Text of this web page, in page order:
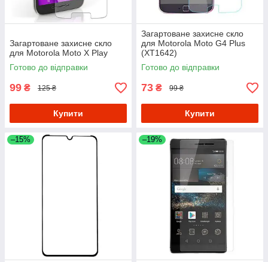
Загартоване захисне скло
для Motorola Moto X Play
Готово до відправки
99 ₴ 125 ₴
Купити
Загартоване захисне скло
для Motorola Moto G4 Plus
(XT1642)
Готово до відправки
73 ₴ 99 ₴
Купити
–15% –19%